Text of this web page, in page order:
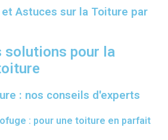
Astuces sur la Toiture par
solutions pour la
: nos conseils d'experts
: pour une toiture en parfait